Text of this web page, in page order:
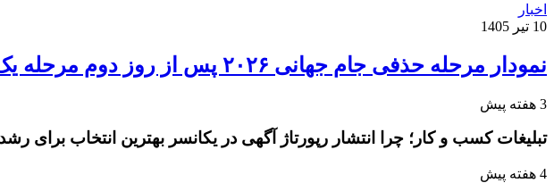
اخبار
10 تیر 1405
نمودار مرحله حذفی جام جهانی ۲۰۲۶ پس از روز دوم مرحله یک‌شانزدهم نهایی
3 هفته پیش
تبلیغات کسب و کار؛ چرا انتشار رپورتاژ آگهی در یکانسر بهترین انتخاب برای
4 هفته پیش